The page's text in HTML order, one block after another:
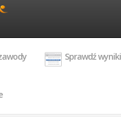
Sprawdź wyniki